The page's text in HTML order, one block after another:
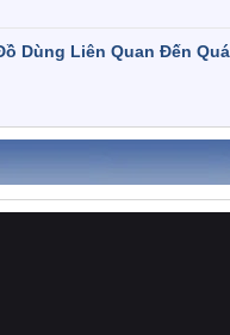
Dùng Liên Quan Đến